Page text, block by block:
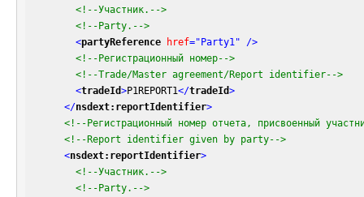
<!--Участник.-->
<!--Party.-->
<partyReference href="Party1" />
<!--Регистрационный номер-->
<!--Trade/Master agreement/Report identifier-->
<tradeId>P1REPORT1</tradeId>
</nsdext:reportIdentifier>
<!--Регистрационный номер отчета, присвоенный
<!--Report identifier given by party-->
<nsdext:reportIdentifier>
<!--Участник.-->
<!--Party.-->